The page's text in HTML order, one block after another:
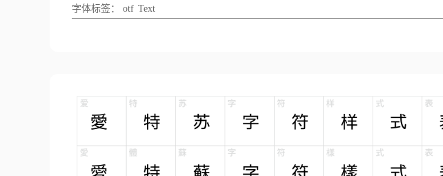
字体标签： otf Text